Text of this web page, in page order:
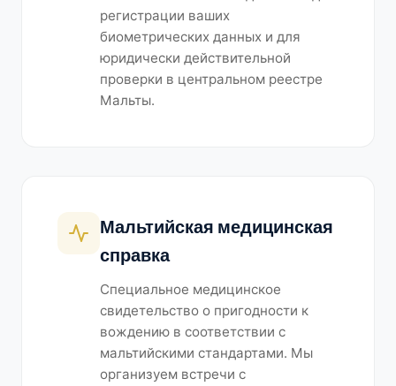
регистрации ваших
биометрических данных и для
юридически действительной
проверки в центральном реестре
Мальты.
Мальтийская медицинская
справка
Специальное медицинское
свидетельство о пригодности к
вождению в соответствии с
мальтийскими стандартами. Мы
организуем встречи с